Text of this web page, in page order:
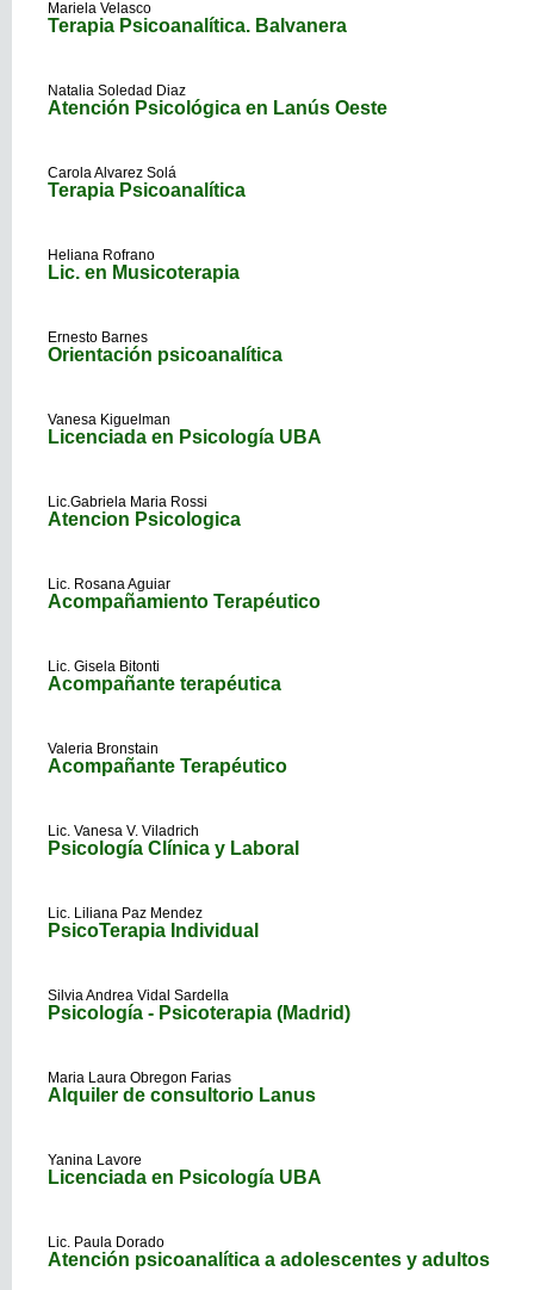
Mariela Velasco
Terapia Psicoanalítica. Balvanera
Natalia Soledad Diaz
Atención Psicológica en Lanús Oeste
Carola Alvarez Solá
Terapia Psicoanalítica
Heliana Rofrano
Lic. en Musicoterapia
Ernesto Barnes
Orientación psicoanalítica
Vanesa Kiguelman
Licenciada en Psicología UBA
Lic.Gabriela Maria Rossi
Atencion Psicologica
Lic. Rosana Aguiar
Acompañamiento Terapéutico
Lic. Gisela Bitonti
Acompañante terapéutica
Valeria Bronstain
Acompañante Terapéutico
Lic. Vanesa V. Viladrich
Psicología Clínica y Laboral
Lic. Liliana Paz Mendez
PsicoTerapia Individual
Silvia Andrea Vidal Sardella
Psicología - Psicoterapia (Madrid)
Maria Laura Obregon Farias
Alquiler de consultorio Lanus
Yanina Lavore
Licenciada en Psicología UBA
Lic. Paula Dorado
Atención psicoanalítica a adolescentes y adultos